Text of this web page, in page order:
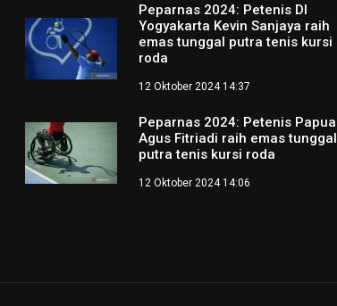
Peparnas 2024: Petenis DI
Yogyakarta Kevin Sanjaya raih
emas tunggal putra tenis kursi
roda
12 Oktober 2024 14:37
Peparnas 2024: Petenis Papua
Agus Fitriadi raih emas tunggal
putra tenis kursi roda
12 Oktober 2024 14:06